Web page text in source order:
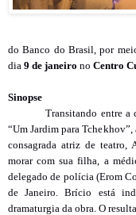
do Banco do Brasil, por
dia 9 de janeiro no Centro
Sinopse
Transitando entre
“Um Jardim para
consagrada atriz de
morar com sua filha, a
delegado de polícia (Erom
de Janeiro. Brício está
dramaturgia da obra. O